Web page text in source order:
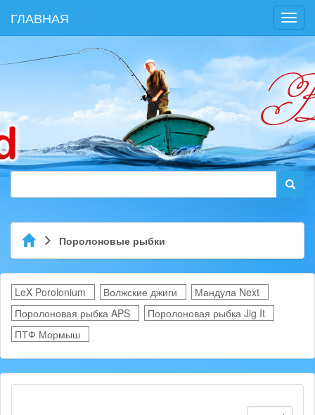
ГЛАВНАЯ
Поролоновые рыбки
LeX Porolonium Волжские джиги
Мандула Next
Поролоновая рыбка APS
Поролоновая рыбка Jig It
ПТФ Мормыш